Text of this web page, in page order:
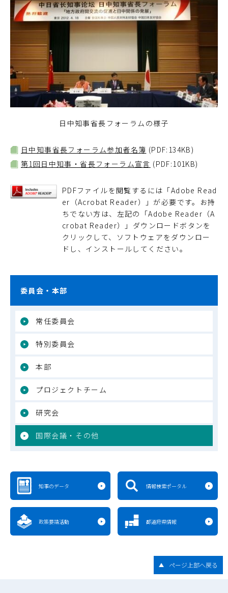
日中知事省長フォーラムの様子
日中知事省長フォーラム参加者名簿 (PDF:134KB)
第1回日中知事・省長フォーラム宣言 (PDF:101KB)
PDFファイルを閲覧するには「Adobe Read
er（Acrobat Reader）」が必要です。お持
ちでない方は、左記の「Adobe Reader（A
crobat Reader）」ダウンロードボタンを
クリックして、ソフトウェアをダウンロー
ドし、インストールしてください。
委員会・本部
常任委員会
特別委員会
本部
プロジェクトチーム
研究会
国際会議・その他
知事のデータ 情報検索ポータル
政策要請活動 都道府県情報
ページ上部へ戻る